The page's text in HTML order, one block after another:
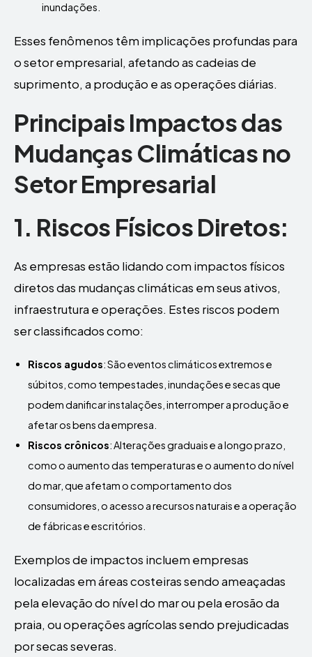
inundações.
Esses fenômenos têm implicações profundas para
o setor empresarial, afetando as cadeias de
suprimento, a produção e as operações diárias.
Principais Impactos das
Mudanças Climáticas no
Setor Empresarial
1. Riscos Físicos Diretos:
As empresas estão lidando com impactos físicos
diretos das mudanças climáticas em seus ativos,
infraestrutura e operações. Estes riscos podem
ser classificados como:
Riscos agudos: São eventos climáticos extremos e
súbitos, como tempestades, inundações e secas que
podem danificar instalações, interromper a produção e
afetar os bens da empresa.
Riscos crônicos: Alterações graduais e a longo prazo,
como o aumento das temperaturas e o aumento do nível
do mar, que afetam o comportamento dos
consumidores, o acesso a recursos naturais e a operação
de fábricas e escritórios.
Exemplos de impactos incluem empresas
localizadas em áreas costeiras sendo ameaçadas
pela elevação do nível do mar ou pela erosão da
praia, ou operações agrícolas sendo prejudicadas
por secas severas.